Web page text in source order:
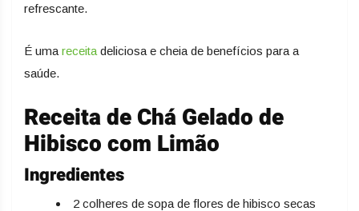
refrescante.
É uma receita deliciosa e cheia de benefícios para a
saúde.
Receita de Chá Gelado de
Hibisco com Limão
Ingredientes
2 colheres de sopa de flores de hibisco secas